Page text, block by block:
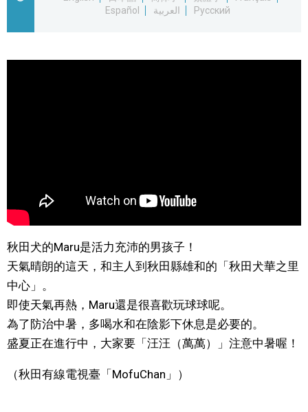
人物訪談
文化
科學技術
生活
運動
娛樂
Español
العربية Русский
秋田犬的Maru是活力充沛的男孩子！
天氣晴朗的這天，和主人到秋田縣雄和的「秋田犬華之里
中心」。
即使天氣再熱，Maru還是很喜歡玩球球呢。
為了防治中暑，多喝水和在陰影下休息是必要的。
盛夏正在進行中，大家要「汪汪（萬萬）」注意中暑喔！
（秋田有線電視臺「MofuChan」）